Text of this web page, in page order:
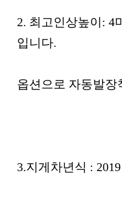
2. 최고인상높이: 4
입니다.
옵션으로 자동발장
3.지게차년식 :